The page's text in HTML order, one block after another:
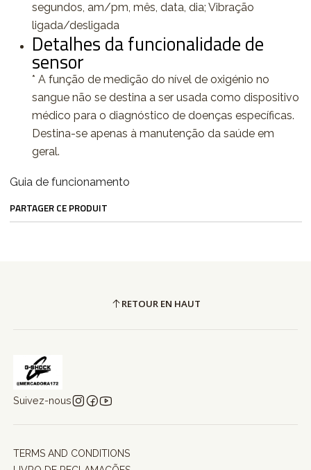
segundos, am/pm, mês, data, dia; Vibração
ligada/desligada
Detalhes da funcionalidade de
sensor
* A função de medição do nível de oxigénio no
sangue não se destina a ser usada como dispositivo
médico para o diagnóstico de doenças específicas.
Destina-se apenas à manutenção da saúde em
geral.
Guia de funcionamento
PARTAGER CE PRODUIT
RETOUR EN HAUT
Suivez-nous
TERMS AND CONDITIONS